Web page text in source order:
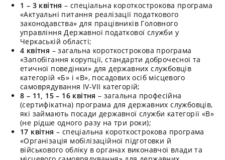
1 – 3 квітня – спеціальна короткострокова програма
«Актуальні питання реалізації податкового
законодавства» для працівників Головного
управління Державної податкової служби у
Черкаській області;
4 квітня – загальна короткострокова програма
«Запобігання корупції, стандарти доброчесної та
етичної поведінки» для державних службовців
категорій «Б» і «В», посадових осіб місцевого
самоврядування IV-VII категорій;
8 – 11, 15 – 16 квітня – загальна професійна
(сертифікатна) програма для державних службовців,
які займають посади державної служби категорії «В»
(не рідше одного разу на три роки);
17 квітня – спеціальна короткострокова програма
«Організація мобілізаційної підготовки й
військового обліку в органах виконавчої влади та